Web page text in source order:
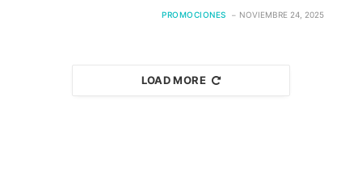
PROMOCIONES NOVIEMBRE 24, 2025
LOAD MORE